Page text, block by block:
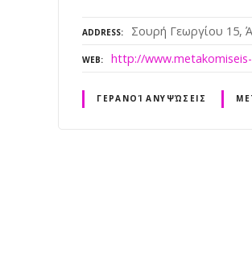
ADDRESS Σουρή Γεωργίου 15,
WEB http://
ΓΕΡΑΝΟΊ ΑΝΥΨΏΣΕΙΣ